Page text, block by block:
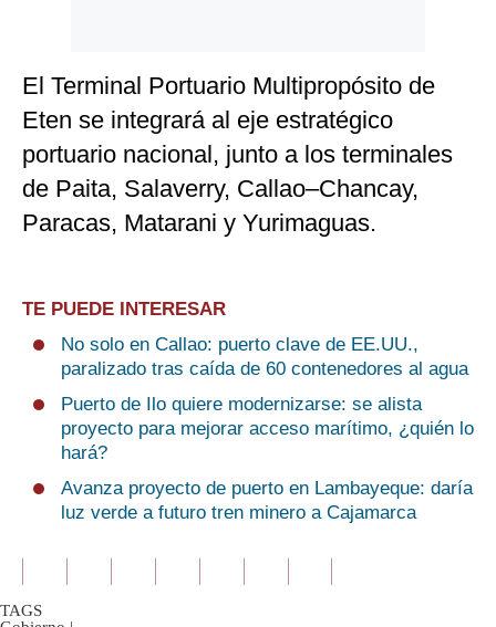
El Terminal Portuario Multipropósito de
Eten se integrará al eje estratégico
portuario nacional, junto a los terminales
de Paita, Salaverry, Callao–Chancay,
Paracas, Matarani y Yurimaguas.
TE PUEDE INTERESAR
No solo en Callao: puerto clave de EE.UU.,
paralizado tras caída de 60 contenedores al agua
Puerto de Ilo quiere modernizarse: se alista
proyecto para mejorar acceso marítimo, ¿quién lo
hará?
Avanza proyecto de puerto en Lambayeque: daría
luz verde a futuro tren minero a Cajamarca
TAGS